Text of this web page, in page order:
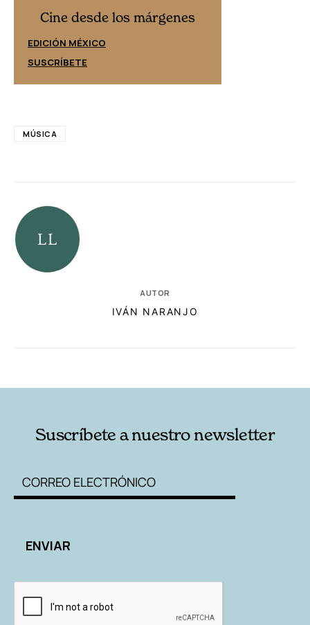
Cine desde los márgenes
EDICIÓN MÉXICO
SUSCRÍBETE
MÚSICA
AUTOR
IVÁN NARANJO
Suscríbete a nuestro newsletter